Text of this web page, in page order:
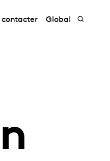
contacter Global